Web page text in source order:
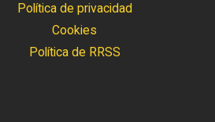
Política de privacidad
Cookies
Política de RRSS